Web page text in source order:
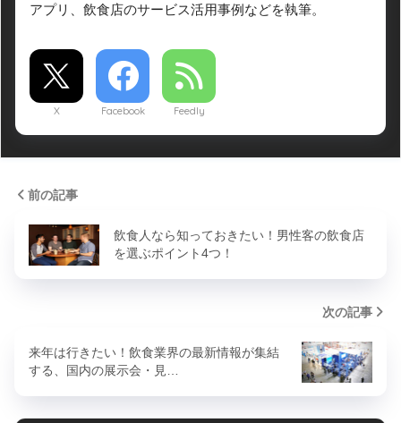
アプリ、飲食店のサービス活用事例などを執筆。
X Facebook Feedly
前の記事
飲食人なら知っておきたい！男性客の飲食店
を選ぶポイント4つ！
次の記事
来年は行きたい！飲食業界の最新情報が集結
する、国内の展示会・見…